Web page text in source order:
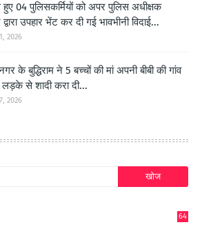
हुए 04 पुलिसकर्मियों को अपर पुलिस अधीक्षक
उपहार भेंट कर दी गई भावभीनी विदाई...
2026
के बुद्धिराम ने 5 बच्चों की मां अपनी बीबी की गांव
से शादी करा दी...
2026
64